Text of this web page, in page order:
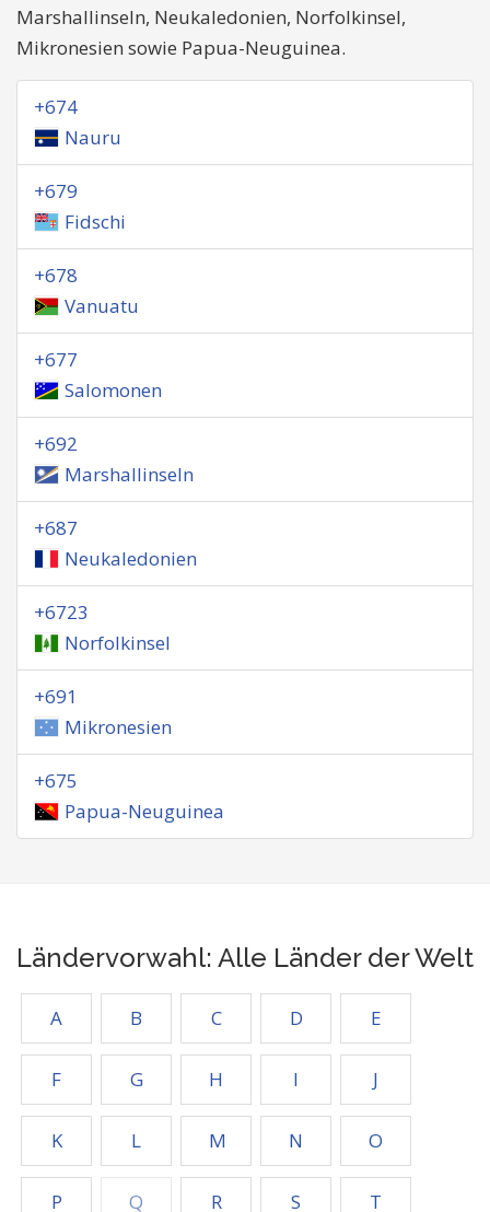
Marshallinseln, Neukaledonien, Norfolkinsel,
Mikronesien sowie Papua-Neuguinea.
+674
Nauru
+679
Fidschi
+678
Vanuatu
+677
Salomonen
+692
Marshallinseln
+687
Neukaledonien
+6723
Norfolkinsel
+691
Mikronesien
+675
Papua-Neuguinea
Ländervorwahl: Alle Länder der Welt
A B C D E
F G H I J
K L M N O
P Q R S T